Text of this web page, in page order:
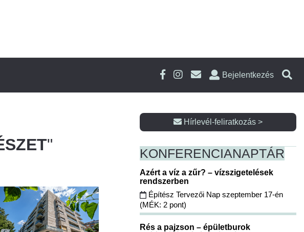
Bejelentkezés
"
Hírlevél-feliratkozás >
KONFERENCIANAPTÁR
Azért a víz a zűr? – vízszigetelések
rendszerben
Építész Tervezői Nap szeptember 17-én
(MÉK: 2 pont)
Rés a pajzson – épületburok